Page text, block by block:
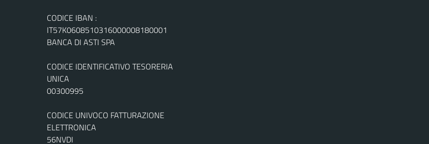
CODICE IBAN :
IT57K0608510316000008180001
BANCA DI ASTI SPA
CODICE IDENTIFICATIVO TESORERIA
UNICA
00300995
CODICE UNIVOCO FATTURAZIONE
ELETTRONICA
56NVDI